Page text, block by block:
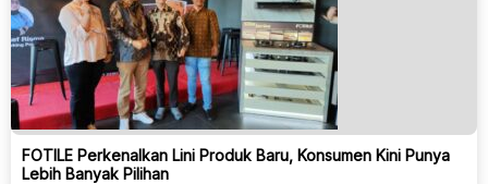
FOTILE Perkenalkan Lini Produk Baru, Konsumen Kini Punya
Lebih Banyak Pilihan